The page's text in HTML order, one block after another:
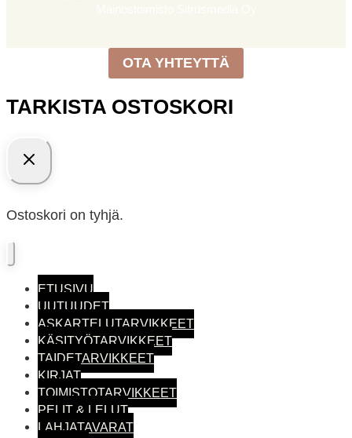
OTA YHTEYTTÄ
TARKISTA OSTOSKORI
Ostoskori on tyhjä.
ETUSIVU
UUTUUDET
ASKARTELUTARVIKKEET
KÄSITYÖTARVIKKEET
TAIDETARVIKKEET
KIRJAT
TOIMISTO­TARVIKKEET
PELIT & LELUT
LAHJATAVARAT